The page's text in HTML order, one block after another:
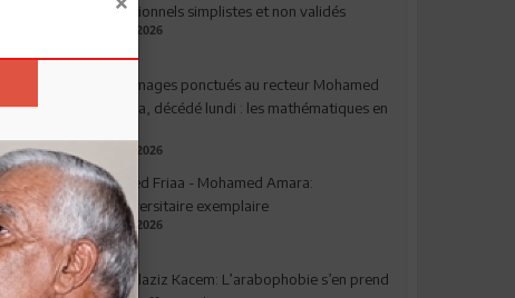
nutritionnels simplistes et non validés
09.07.2026
Hommages ponctués au recteur Mohamed
Amara, décédé lundi : les mathématiques en
03.08.2026
Ahmed Friaa - Mohamed Amara:
l’Universitaire exemplaire
04.08.2026
Abdelaziz Kacem: L’arabophobie s’en prend